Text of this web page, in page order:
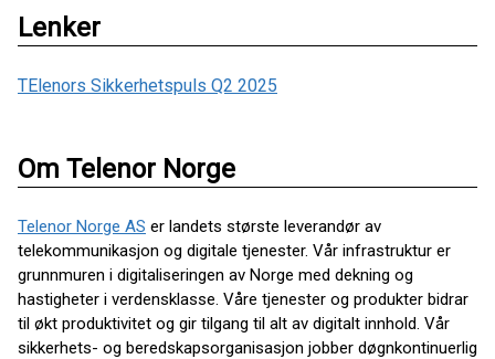
Lenker
TElenors Sikkerhetspuls Q2 2025
Om Telenor Norge
Telenor Norge AS er landets største leverandør av
telekommunikasjon og digitale tjenester. Vår infrastruktur er
grunnmuren i digitaliseringen av Norge med dekning og
hastigheter i verdensklasse. Våre tjenester og produkter bidrar
til økt produktivitet og gir tilgang til alt av digitalt innhold. Vår
sikkerhets- og beredskapsorganisasjon jobber døgnkontinuerlig